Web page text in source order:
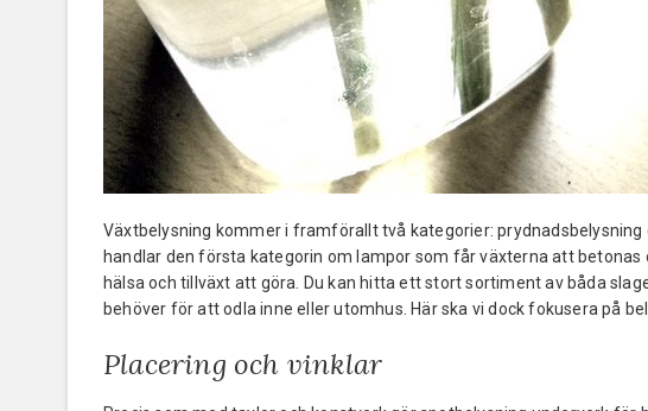
Växtbelysning kommer i framförallt två kategorier:
handlar den första kategorin om lampor som får växterna att betonas
hälsa och tillväxt att göra. Du kan hitta ett stort sortiment av båda
behöver för att odla inne eller utomhus. Här ska vi dock fokusera på
Placering och vinklar